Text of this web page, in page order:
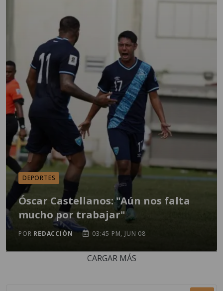
DEPORTES
Óscar Castellanos: "Aún nos falta
mucho por trabajar"
POR REDACCIÓN 03:45 PM, JUN 08
CARGAR MÁS